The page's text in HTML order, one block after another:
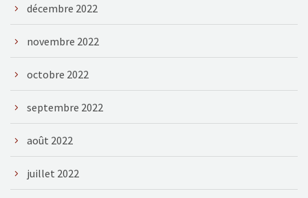
décembre 2022
novembre 2022
octobre 2022
septembre 2022
août 2022
juillet 2022